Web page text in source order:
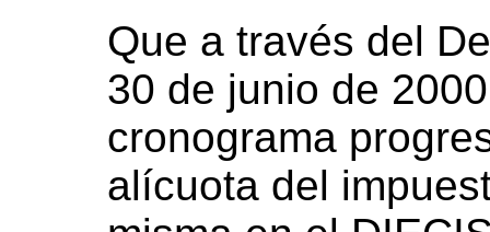
Que a través del
30 de junio de
cronograma
alícuota del